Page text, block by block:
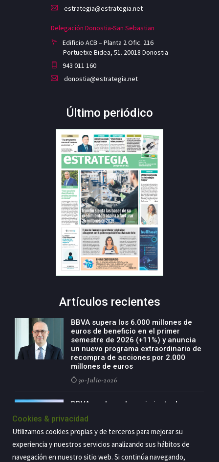
estrategia@estrategia.net
Delegación Donostia-San Sebastian
Edificio ACB – Planta 2 Ofic. 216
Portuetxe Bidea, 51. 20018 Donostia
943 011 160
donostia@estrategia.net
Último periódico
Artículos recientes
BBVA supera los 6.000 millones de
euros de beneficio en el primer
semestre de 2026 (+11%) y anuncia
un nuevo programa extraordinario de
recompra de acciones por 2.000
millones de euros
30-Julio-2026
BBVA acelera el crecimiento de su
de especialización presente en siete
países
29-Julio-2026
Cookies & privacidad
Utilizamos cookies propias y de terceros para mejorar su
experiencia y nuestros servicios analizando sus hábitos de
navegación en nuestro sitio web. Si continúa navegando,